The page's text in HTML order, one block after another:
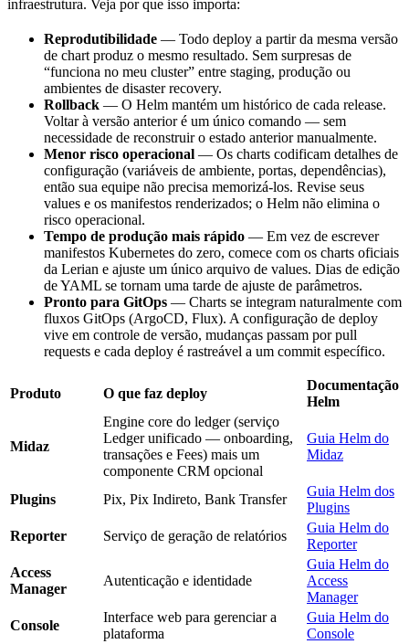
infraestrutura. Veja por que isso importa:
Reprodutibilidade — Todo deploy a partir da mesma versão
de chart produz o mesmo resultado. Sem surpresas de
“funciona no meu cluster” entre staging, produção ou
ambientes de disaster recovery.
Rollback — O Helm mantém um histórico de cada release.
Voltar à versão anterior é um único comando — sem
necessidade de reconstruir o estado anterior manualmente.
Menor risco operacional — Os charts codificam detalhes de
configuração (variáveis de ambiente, portas, dependências),
então sua equipe não precisa memorizá-los. Revise seus
values e os manifestos renderizados; o Helm não elimina o
risco operacional.
Tempo de produção mais rápido — Em vez de escrever
manifestos Kubernetes do zero, comece com os charts oficiais
da Lerian e ajuste um único arquivo de values. Dias de edição
de YAML se tornam uma tarde de ajuste de parâmetros.
Pronto para GitOps — Charts se integram naturalmente com
fluxos GitOps (ArgoCD, Flux). A configuração de deploy
vive em controle de versão, mudanças passam por pull
requests e cada deploy é rastreável a um commit específico.
Produto O que faz deploy
Documentação
Helm
Midaz
Engine core do ledger (serviço
Ledger unificado — onboarding,
transações e Fees) mais um
componente CRM opcional
Guia Helm do
Midaz
Plugins Pix, Pix Indireto, Bank Transfer
Guia Helm dos
Plugins
Reporter
Serviço de geração de relatórios
Guia Helm do
Reporter
Access
Manager
Autenticação e identidade
Guia Helm do
Access
Manager
Console
Interface web para gerenciar a
plataforma
Guia Helm do
Console